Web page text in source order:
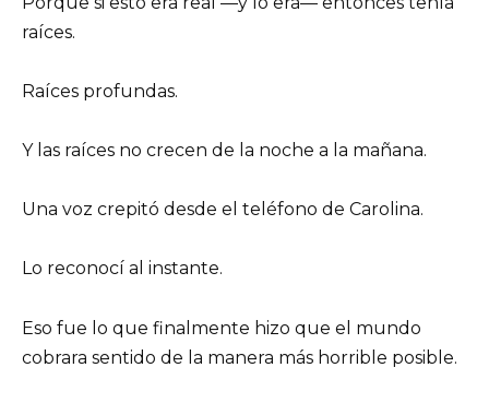
raíces.
Raíces profundas.
Y las raíces no crecen de la noche a la mañana.
Una voz crepitó desde el teléfono de Carolina.
Lo reconocí al instante.
Eso fue lo que finalmente hizo que el mundo
cobrara sentido de la manera más horrible posible.